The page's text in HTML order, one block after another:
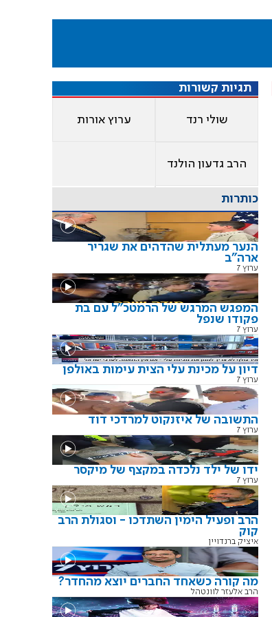
תגיות קשורות
שולי רנד ערוץ אורות
הרב גדעון הולנד
כותרות
הנער מעתלית שהדהים את שגריר
ארה"ב
ערוץ 7
המפגש המרגש של הרמטכ"ל עם בת
פקודו שנפל
ערוץ 7
דיון על מכינת עלי הצית עימות באולפן
ערוץ 7
התשובה של איזנקוט למרדכי דוד
ערוץ 7
ידו של ילד נלכדה במקצף של מיקסר
ערוץ 7
הרב ופעיל הימין השתדכו - וסגולת הרב
קוק
איציק ברנדויין
מה קורה כשאחד החברים יוצא מהחדר?
הרב אלעזר לוונטהל